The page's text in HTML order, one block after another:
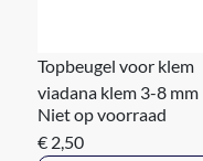
Topbeugel voor klem
viadana klem 3-8 mm
Niet op voorraad
€ 2,50